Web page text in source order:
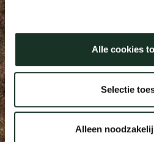
Alle cookies
Selectie
Alleen
We are Arco,
connected
Press requests